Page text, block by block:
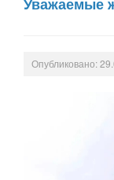
Опубликовано: